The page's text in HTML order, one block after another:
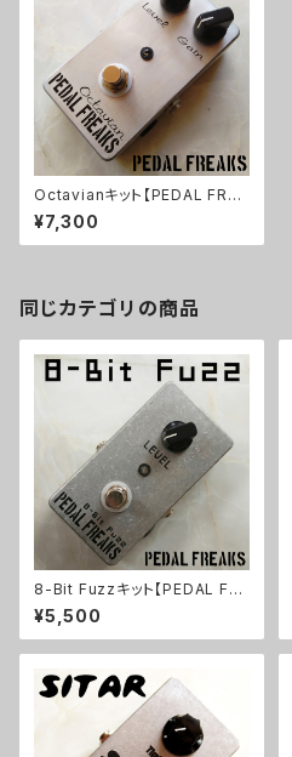
Octavianキット【PEDAL FREA
KS】
¥7,300
同じカテゴリの商品
8-Bit Fuzzキット【PEDAL FRE
AKS】
¥5,500